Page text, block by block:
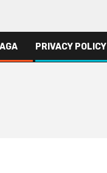
PRIVACY POLICY